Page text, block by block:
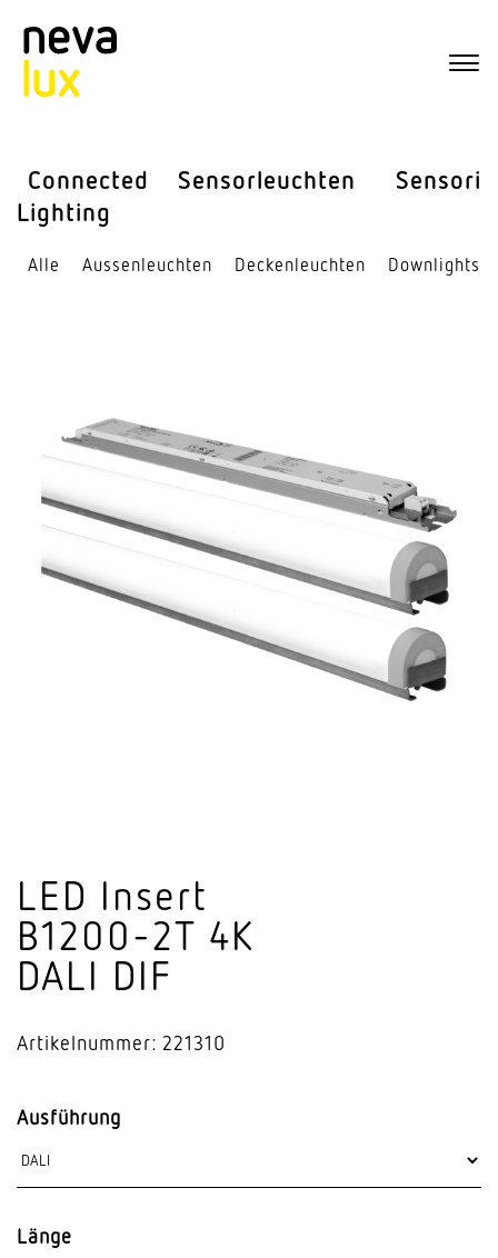
Connected
Lighting
Sensor­leuchten Sensorik
Alle Aussen­leuchten Decken­leuchten Down­lights
LED Insert
B1200-2T 4K
DALI DIF
Artikelnummer: 221310
Ausführung
Länge